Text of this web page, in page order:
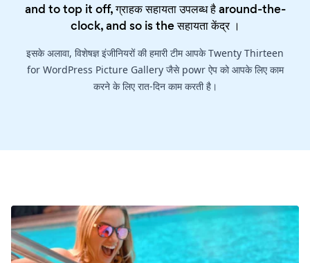
and to top it off, ग्राहक सहायता उपलब्ध है around-the-
clock, and so is theसहायता केंद्र।
इसके अलावा, विशेषज्ञ इंजीनियरों की हमारी टीम आपके Twenty Thirteen
for WordPress Picture Gallery जैसे powr ऐप को आपके लिए काम
करने के लिए रात-दिन काम करती है।